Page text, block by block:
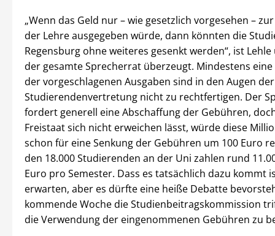
„Wenn das Geld nur – wie gesetzlich vorgesehen –
der Lehre ausgegeben würde, dann könnten die
Regensburg ohne weiteres gesenkt werden“, ist
der gesamte Sprecherrat überzeugt. Mindestens
der vorgeschlagenen Ausgaben sind in den Augen der
Studierendenvertretung nicht zu rechtfertigen. Der
fordert generell eine Abschaffung der Gebühren,
Freistaat sich nicht erweichen lässt, würde diese
schon für eine Senkung der Gebühren um 100 Euro
den 18.000 Studierenden an der Uni zahlen rund
Euro pro Semester. Dass es tatsächlich dazu kommt
erwarten, aber es dürfte eine heiße Debatte
kommende Woche die Studienbeitragskommission
die Verwendung der eingenommenen Gebühren zu